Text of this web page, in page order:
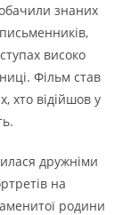
знаних
високо
Фільм став
хто відійшов у
дружніми
на
родини